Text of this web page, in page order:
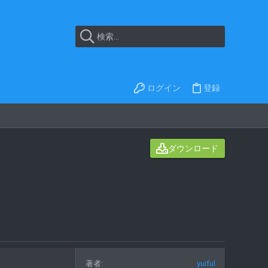
ログイン 登録
ダウンロード
著者
yuiful